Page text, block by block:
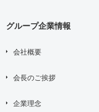
グループ企業情報
会社概要
会長のご挨拶
企業理念